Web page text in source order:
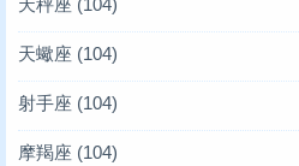
天秤座 (104)
天蠍座 (104)
射手座 (104)
摩羯座 (104)